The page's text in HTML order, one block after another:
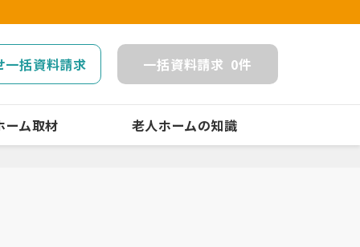
一括資料請求 一括資料請求 0件
ーム取材 老人ホームの知識